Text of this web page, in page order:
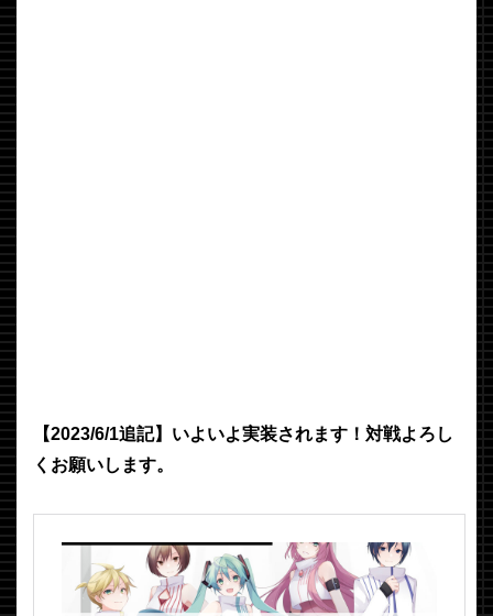
【2023/6/1追記】いよいよ実装されます！対戦よろし
くお願いします。